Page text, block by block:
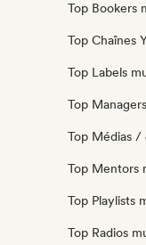
Top Bookers
Top Chaînes
Top Labels
Top
Top Médias /
Top Mentors
Top Playlists
Top Radios